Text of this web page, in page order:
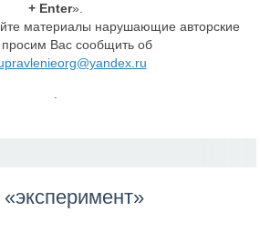
+ Enter».
материалы нарушающие авторские
просим Вас сообщить об